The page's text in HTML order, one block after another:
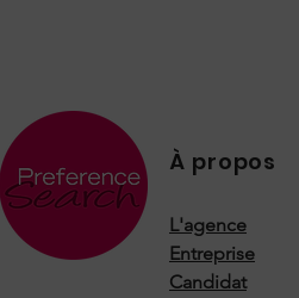
À propos
L'agence
Entreprise
Candidat